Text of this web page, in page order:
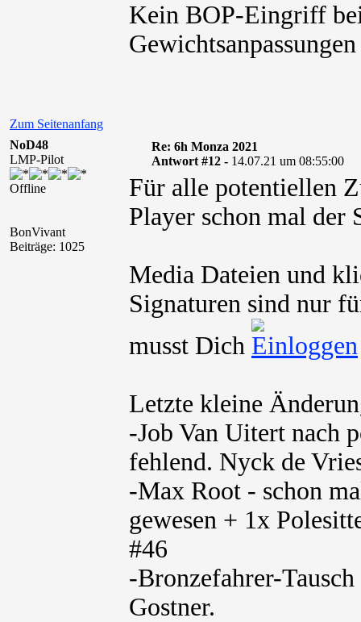
Kein BOP-Eingriff
Zum Seitenanfang
NoD48
LMP-Pilot
Offline
BonVivant
Beiträge: 1025
Re: 6h Monza 2021
Antwort #12 - 14.07.21 um 08:55:00
Für alle potentiellen
Player schon mal
Media Dateien und
Signaturen sind nur
musst Dich
Letzte kleine
-Job Van Uitert nach
fehlend. Nyck de
-Max Root - schon
gewesen + 1x
#46
-Bronzefahrer-
Gostner.